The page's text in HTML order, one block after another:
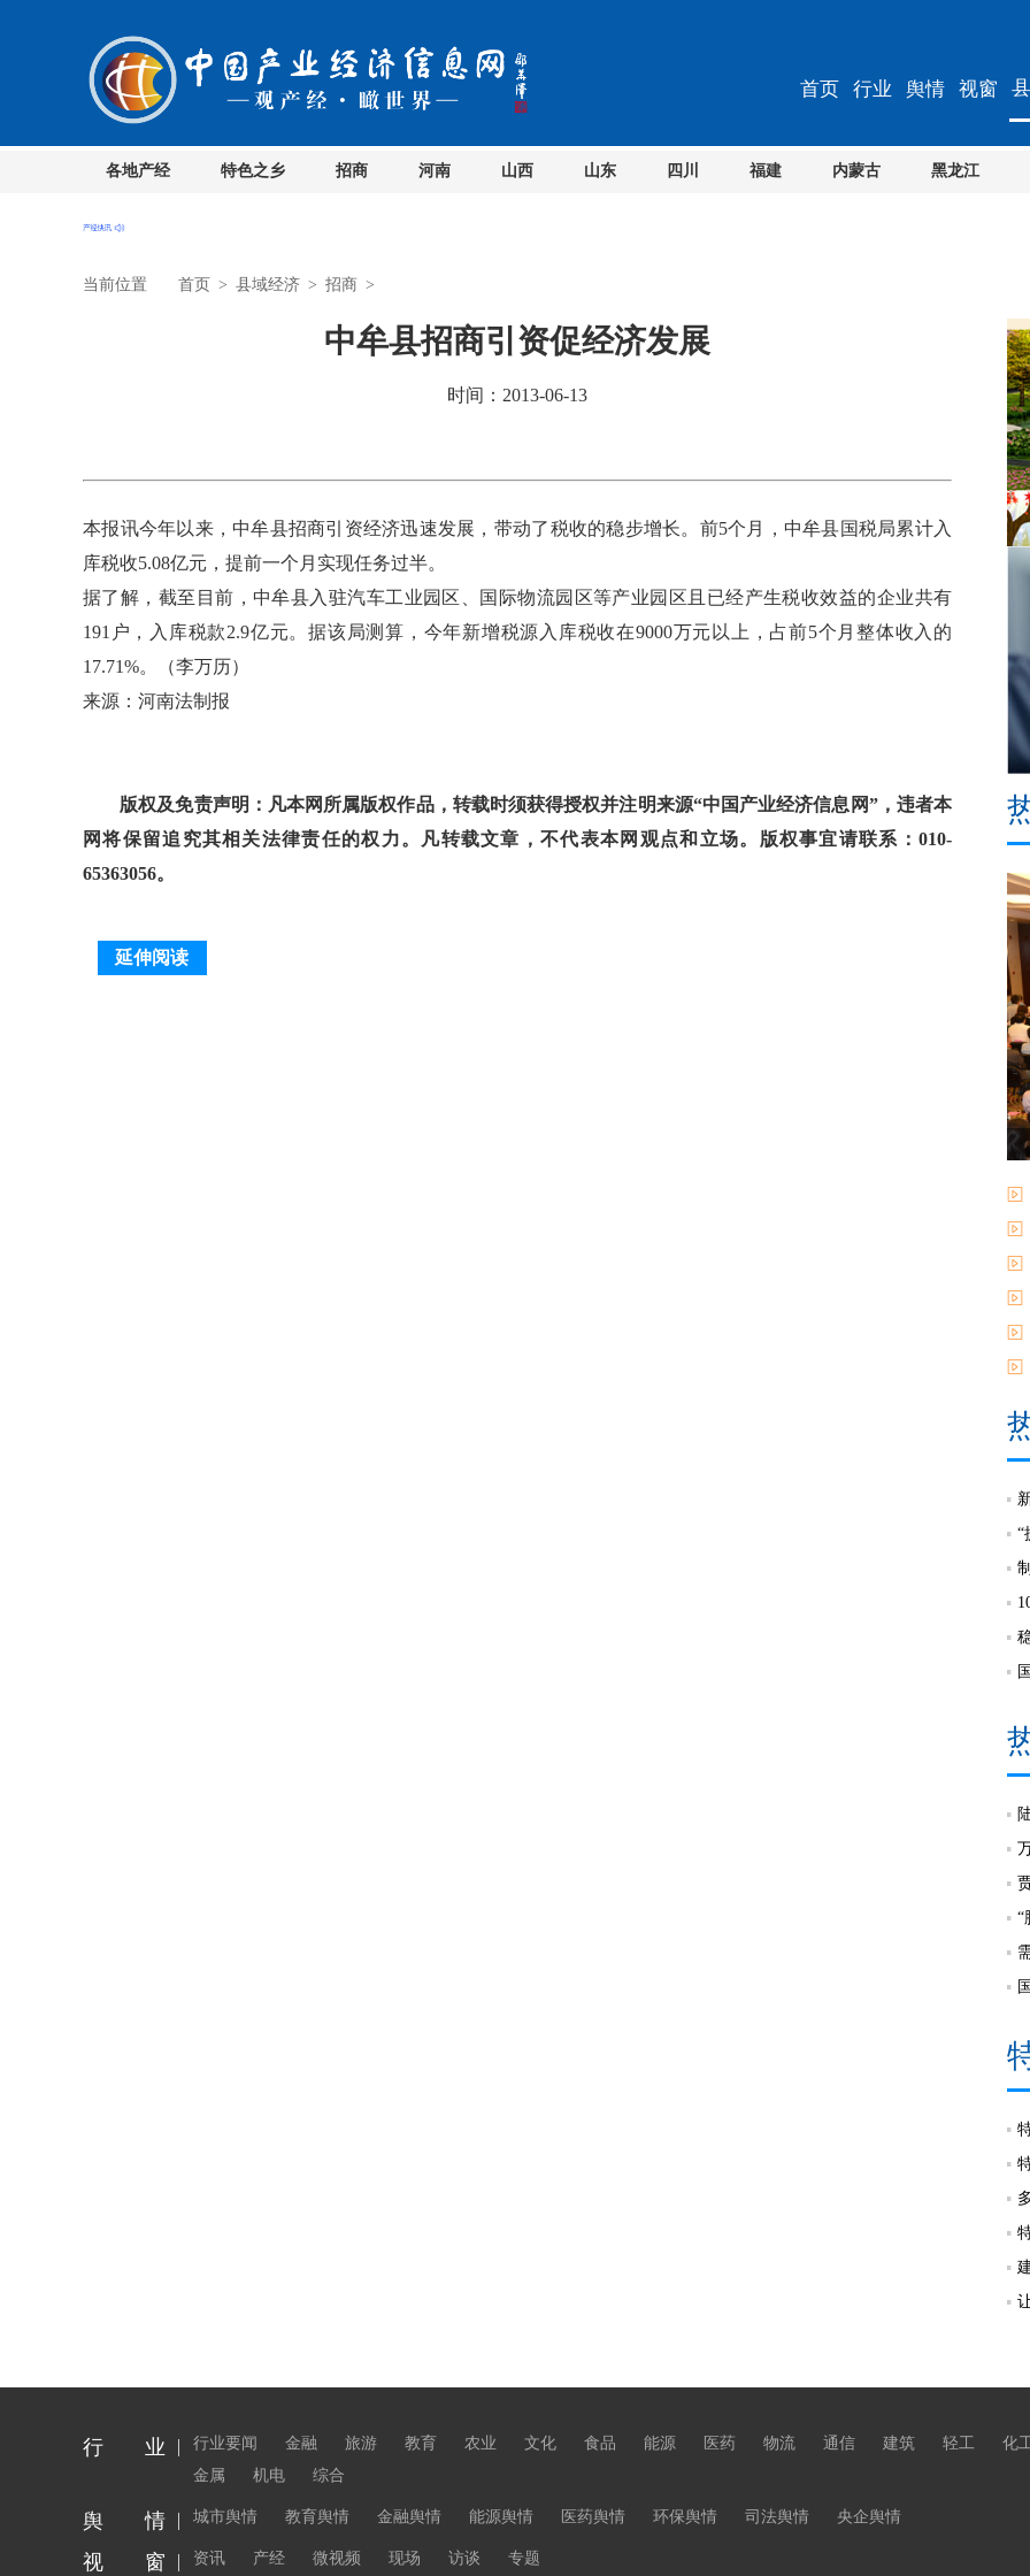
首页 行业 舆情 视窗
各地产经 特色之乡 招商 河南 山西 山东 四川 福建 内蒙古 黑龙江
当前位置 首页 > 县域经济 > 招商 >
中牟县招商引资促经济发展
时间：2013-06-13
本报讯今年以来，中牟县招商引资经济迅速发展，带动了税收的稳步增长。前5个月，中牟县国税局累计入
库税收5.08亿元，提前一个月实现任务过半。
据了解，截至目前，中牟县入驻汽车工业园区、国际物流园区等产业园区且已经产生税收效益的企业共有
191户，入库税款2.9亿元。据该局测算，今年新增税源入库税收在9000万元以上，占前5个月整体收入的
17.71%。（李万历）
来源：河南法制报
版权及免责声明：凡本网所属版权作品，转载时须获得授权并注明来源“中国产业经济信息网”，违者本
网将保留追究其相关法律责任的权力。凡转载文章，不代表本网观点和立场。版权事宜请联系：010-
65363056。
延伸阅读
“
“
行 业 行业要闻 金融 旅游 教育 农业 文化 食品 能源 医药 物流 通信 建筑 轻工
化
金属
机电 综合
舆 情 城市舆情 教育舆情 金融舆情 能源舆情 医药舆情 环保舆情 司法舆情 央企舆情
视 窗 资讯 产经 微视频 现场 访谈 专题